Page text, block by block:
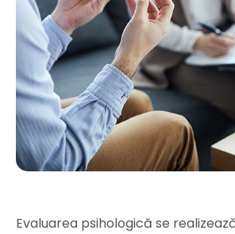
Evaluarea psihologică se